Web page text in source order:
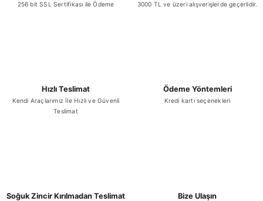
256 bit SSL Sertifikası ile Ödeme 3000 TL ve üzeri alışverişlerde geçerlidir.
Hızlı Teslimat
Kendi Araçlarımız İle Hızlı ve Güvenli
Teslimat
Ödeme Yöntemleri
Kredi kartı seçenekleri
Soğuk Zincir Kırılmadan Teslimat Bize Ulaşın